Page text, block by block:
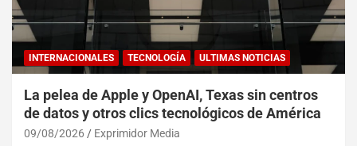
INTERNACIONALES TECNOLOGÍA ULTIMAS NOTICIAS
La pelea de Apple y OpenAI, Texas sin centros
de datos y otros clics tecnológicos de América
09/08/2026 Exprimidor Media